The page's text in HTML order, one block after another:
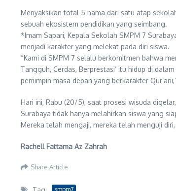
Menyaksikan total 5 nama dari satu atap
sebuah ekosistem pendidikan yang seimbang.
*Imam Sapari, Kepala Sekolah SMPM 7
menjadi karakter yang melekat pada diri siswa.
“Kami di SMPM 7 selalu berkomitmen bahwa
Tangguh, Cerdas, Berprestasi’ itu hidup di
pemimpin masa depan yang berkarakter
Hari ini, Rabu (20/5), saat prosesi wisuda
Surabaya tidak hanya melahirkan siswa yang
Mereka telah mengaji, mereka telah menguji
Rachell Fattama Az Zahrah
Share Article
smpm7